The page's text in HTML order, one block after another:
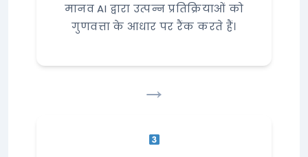
मानव AI द्वारा उत्पन्न प्रतिक्रियाओं को
गुणवत्ता के आधार पर रैंक करते हैं।
→